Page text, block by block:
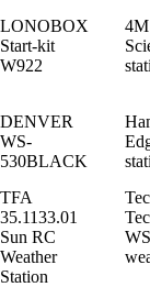
LONOBOX
Start-kit
W922
DENVER
WS-
530BLACK
TFA
35.1133.01
Sun RC
Weather
Station